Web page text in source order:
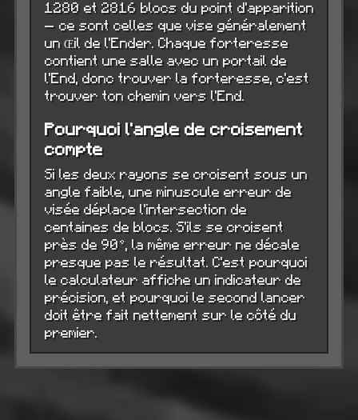
1280 et 2816 blocs du point d'apparition
— ce sont celles que vise généralement
un Œil de l'Ender. Chaque forteresse
contient une salle avec un portail de
l'End, donc trouver la forteresse, c'est
trouver ton chemin vers l'End.
Pourquoi l'angle de croisement
compte
Si les deux rayons se croisent sous un
angle faible, une minuscule erreur de
visée déplace l'intersection de
centaines de blocs. S'ils se croisent
près de 90°, la même erreur ne décale
presque pas le résultat. C'est pourquoi
le calculateur affiche un indicateur de
précision, et pourquoi le second lancer
doit être fait nettement sur le côté du
premier.